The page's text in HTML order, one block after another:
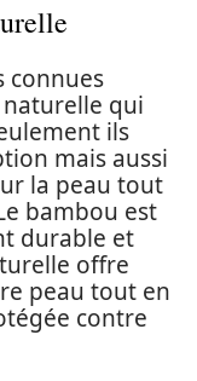
connues
qui
ils
mais aussi
la peau tout
bambou est
durable et
offre
peau tout en
contre